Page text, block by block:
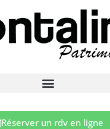
Réserver un rdv en ligne